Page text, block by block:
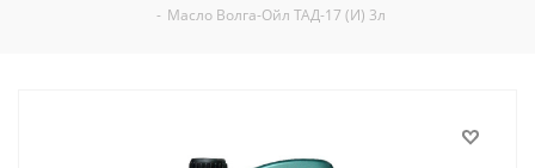
- Масло Волга-Ойл ТАД-17 (И) 3л